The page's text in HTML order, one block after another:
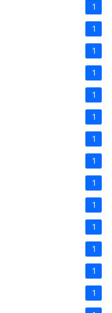
1
1
1
1
1
1
1
1
1
1
1
1
1
1